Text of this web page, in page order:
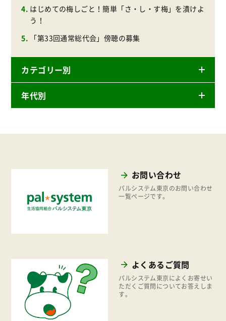
はじめての梅しごと！簡単「さ・し・す梅」を漬けよ
う！
「第33回通常総代会」傍聴の募集
カテゴリー別
ニュースリリース
商品
環境
地域コミュニティ
組合員活動
お米の出前授業
いなぎめぐみの里山
ぱる★キッズ
パルシステムでんき
年代別
2021年
2019年
お問い合わせ
パルシステム東京のお問い合わせ
一覧ページです。
よくあるご質問
パルシステム東京によくお寄せい
ただくご質問についてお答えしま
す。